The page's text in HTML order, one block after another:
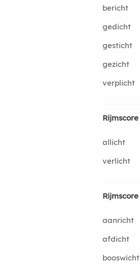
bericht
gedicht
gesticht
gezicht
verplicht
Rijmscore
allicht
verlicht
Rijmscore
aanricht
afdicht
booswicht